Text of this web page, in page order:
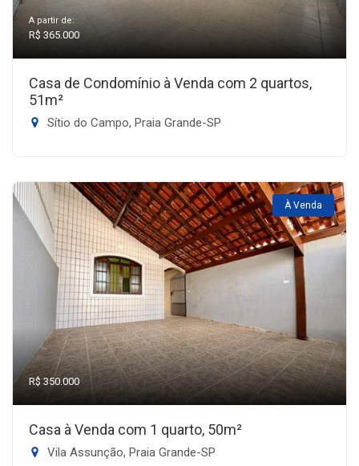
A partir de:
R$ 365.000
Casa de Condomínio à Venda com 2 quartos,
51m²
Sítio do Campo, Praia Grande-SP
À Venda
R$ 350.000
Casa à Venda com 1 quarto, 50m²
Vila Assunção, Praia Grande-SP